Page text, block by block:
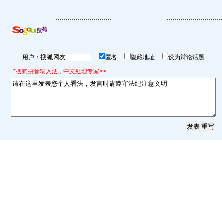
用户： 匿名 隐藏地址 设为辩论话题
*搜狗拼音输入法，中文处理专家>>